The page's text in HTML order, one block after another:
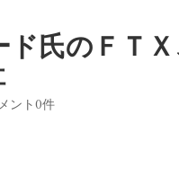
氏のＦＴ
ント0件